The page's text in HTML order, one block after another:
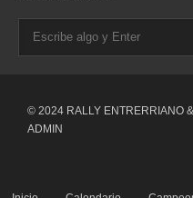
© 2024 RALLY ENTRERRIANO
ADMIN